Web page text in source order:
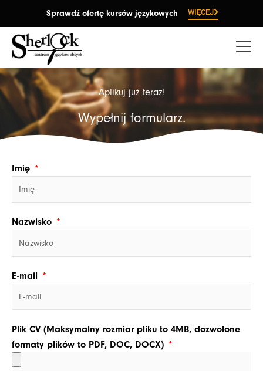
treści
Sprawdź ofertę kursów językowych WIĘCEJ
Aplikuj już teraz!
Wypełnij formularz.
Imię
Nazwisko
E-mail
Plik CV (Maksymalny rozmiar pliku to 4MB, dozwolone
formaty plików to PDF, DOC, DOCX)